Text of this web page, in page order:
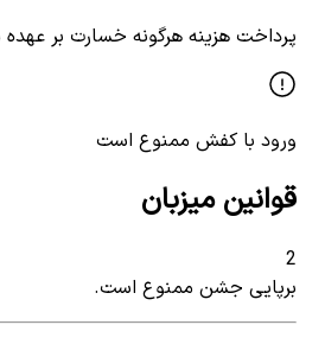
پرداخت هزینه هرگونه خسارت بر
ورود با کفش ممنوع است
قوانین میزبان
2
برپایی جشن ممنوع است.